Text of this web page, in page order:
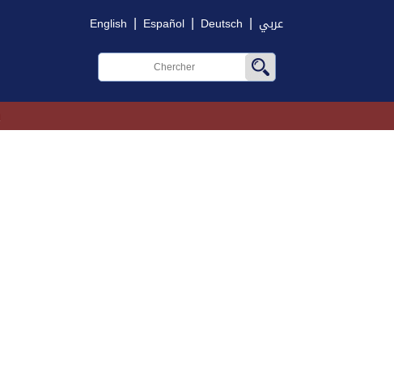
English | Español | Deutsch | عربي